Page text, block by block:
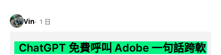
Vin 1 日
ChatGPT 免費呼叫 Adobe 一句話跨軟